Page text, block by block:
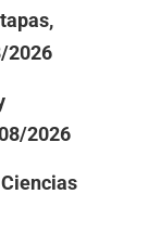
2026
2026